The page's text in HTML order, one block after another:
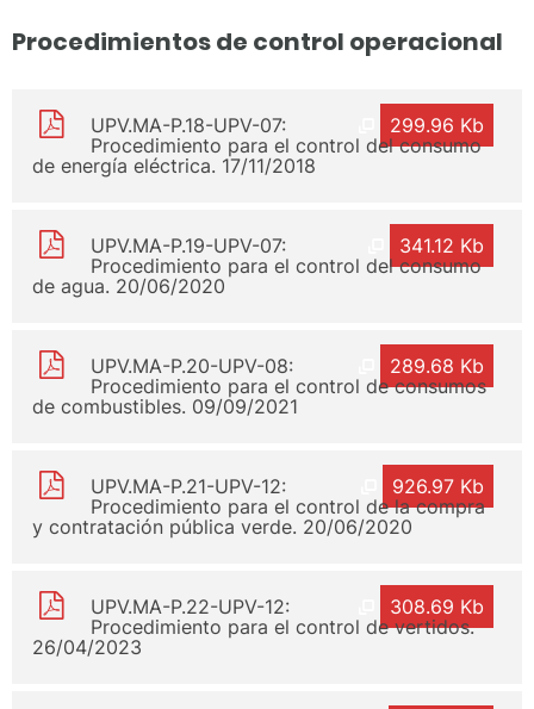
Procedimientos de control operacional
299.96 Kb
UPV.MA-P.18-UPV-07:
Procedimiento para el control del consumo
de energía eléctrica. 17/11/2018
341.12 Kb
UPV.MA-P.19-UPV-07:
Procedimiento para el control del consumo
de agua. 20/06/2020
289.68 Kb
UPV.MA-P.20-UPV-08:
Procedimiento para el control de consumos
de combustibles. 09/09/2021
926.97 Kb
UPV.MA-P.21-UPV-12:
Procedimiento para el control de la compra
y contratación pública verde. 20/06/2020
308.69 Kb
UPV.MA-P.22-UPV-12:
Procedimiento para el control de vertidos.
26/04/2023